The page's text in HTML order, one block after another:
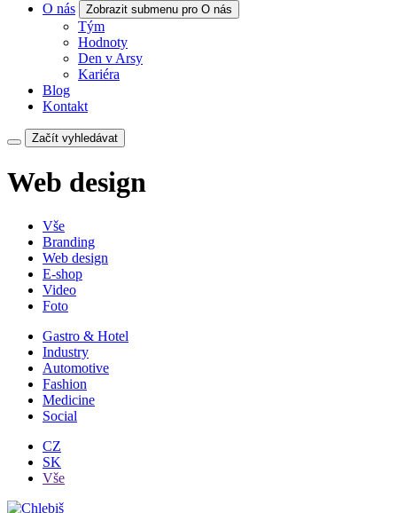
O nás
Zobrazit submenu pro O nás
Tým
Hodnoty
Den v Arsy
Kariéra
Blog
Kontakt
Začít vyhledávat
Web design
Vše
Branding
Web design
E-shop
Video
Foto
Gastro & Hotel
Industry
Automotive
Fashion
Medicine
Social
CZ
SK
Vše